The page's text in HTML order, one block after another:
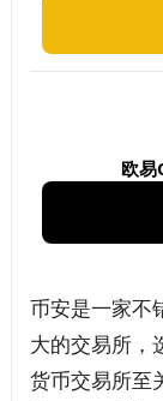
欧易
币安是一家不
大的交易所，
货币交易所至